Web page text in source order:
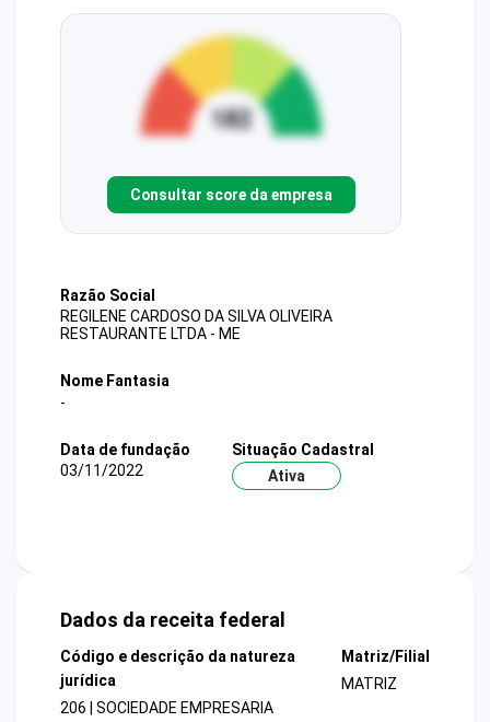
Consultar score da empresa
Razão Social
REGILENE CARDOSO DA SILVA OLIVEIRA
RESTAURANTE LTDA - ME
Nome Fantasia
-
Data de fundação
03/11/2022
Situação Cadastral
Ativa
Dados da receita federal
Código e descrição da natureza
jurídica
206 | SOCIEDADE EMPRESARIA
Matriz/Filial
MATRIZ